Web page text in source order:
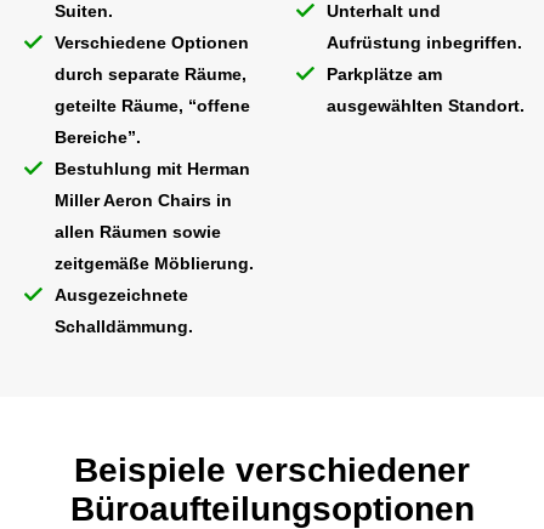
Suiten.
Verschiedene Optionen
durch separate Räume,
geteilte Räume, “offene
Bereiche”.
Bestuhlung mit Herman
Miller Aeron Chairs in
allen Räumen sowie
zeitgemäße Möblierung.
Ausgezeichnete
Schalldämmung.
Unterhalt und
Aufrüstung inbegriffen.
Parkplätze am
ausgewählten Standort.
Beispiele verschiedener
Büroaufteilungsoptionen